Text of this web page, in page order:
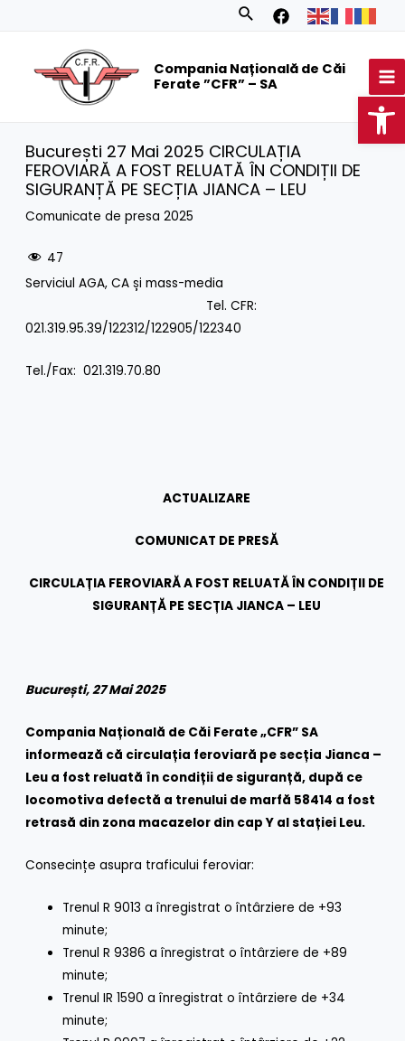
Search
Compania Națională de Căi
Ferate ”CFR” – SA
București 27 Mai 2025 CIRCULAȚIA
FEROVIARĂ A FOST RELUATĂ ÎN CONDIȚII DE
SIGURANȚĂ PE SECȚIA JIANCA – LEU
Comunicate de presa 2025
47
Serviciul AGA, CA și mass-media
Tel. CFR:
021.319.95.39/122312/122905/122340
Tel./Fax: 021.319.70.80
ACTUALIZARE
COMUNICAT DE PRESĂ
CIRCULAȚIA FEROVIARĂ A FOST RELUATĂ ÎN CONDIȚII DE
SIGURANȚĂ PE SECȚIA JIANCA – LEU
București, 27 Mai 2025
Compania Națională de Căi Ferate „CFR” SA
informează că circulația feroviară pe secția Jianca –
Leu a fost reluată în condiții de siguranță, după ce
locomotiva defectă a trenului de marfă 58414 a fost
retrasă din zona macazelor din cap Y al stației Leu.
Consecințe asupra traficului feroviar:
Trenul R 9013 a înregistrat o întârziere de +93
minute;
Trenul R 9386 a înregistrat o întârziere de +89
minute;
Trenul IR 1590 a înregistrat o întârziere de +34
minute;